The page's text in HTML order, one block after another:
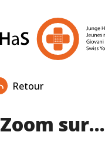
Retour
Zoom sur...